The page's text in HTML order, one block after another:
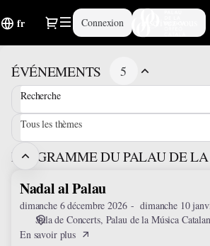
fr Dialogue
Connexion
des
Palau
Música
Catalana
ÉVÉNEMENTS 5
Recherche
Tous les thèmes
PROGRAMME DU PALAU DE
Nadal
al
Palau
Nadal al Palau
dimanche 6 décembre 2026
dimanche 10
Sala de Concerts Palau de la Música
En savoir plus